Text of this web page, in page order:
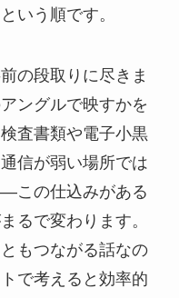
いう順です。
の段取りに尽きま
ングルで映すかを
査書類や電子小黒
信が弱い場所では
この仕込みがある
るで変わります。
もつながる話なの
で考えると効率的